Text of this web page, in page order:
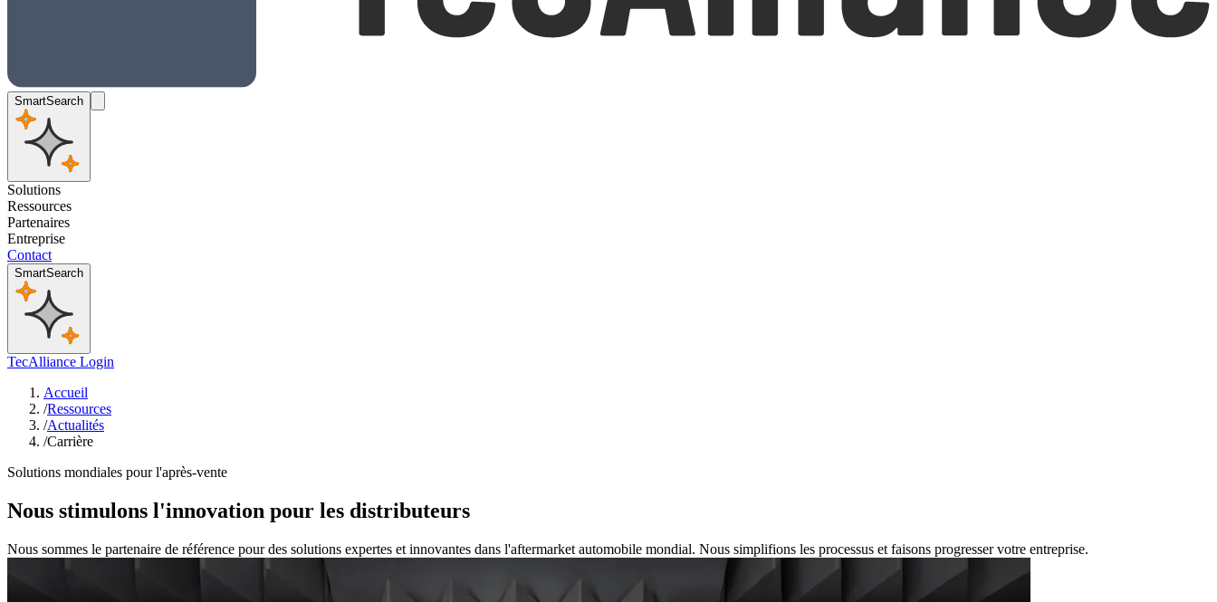
SmartSearch
Solutions
Ressources
Partenaires
Entreprise
Contact
SmartSearch
TecAlliance Login
Accueil
/Ressources
/Actualités
/Carrière
Solutions mondiales pour l'après-vente
Nous stimulons l'innovation pour les distributeurs
Nous sommes le partenaire de référence pour des solutions expertes et innovantes dans l'aftermarket automobile mondial. Nous simplifions les processus et faisons progresser votre entreprise.